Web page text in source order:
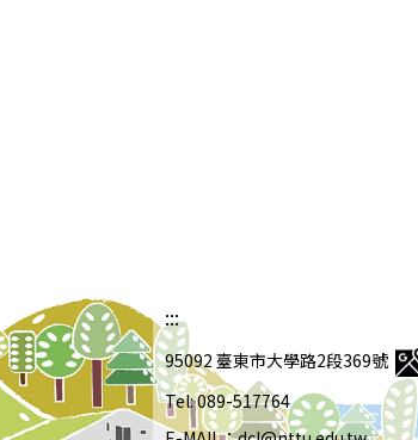
:::
95092 臺東市大學路2段369號
Tel: 089-517764